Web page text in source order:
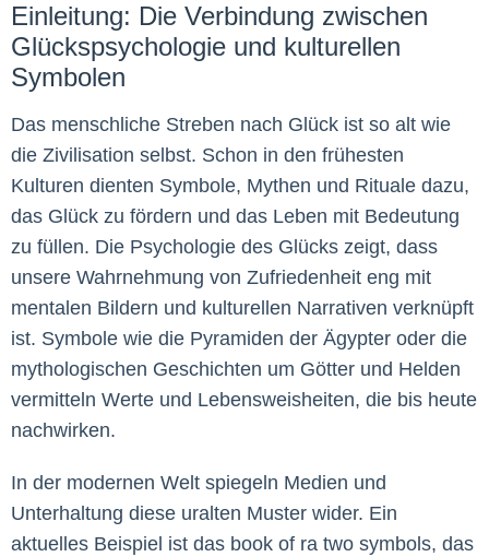
Einleitung: Die Verbindung zwischen
Glückspsychologie und kulturellen
Symbolen
Das menschliche Streben nach Glück ist so alt wie
die Zivilisation selbst. Schon in den frühesten
Kulturen dienten Symbole, Mythen und Rituale dazu,
das Glück zu fördern und das Leben mit Bedeutung
zu füllen. Die Psychologie des Glücks zeigt, dass
unsere Wahrnehmung von Zufriedenheit eng mit
mentalen Bildern und kulturellen Narrativen verknüpft
ist. Symbole wie die Pyramiden der Ägypter oder die
mythologischen Geschichten um Götter und Helden
vermitteln Werte und Lebensweisheiten, die bis heute
nachwirken.
In der modernen Welt spiegeln Medien und
Unterhaltung diese uralten Muster wider. Ein
aktuelles Beispiel ist das book of ra two symbols, das